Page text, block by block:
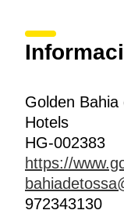
Golden Bahia
Hotels
HG-002383
https://
972343130